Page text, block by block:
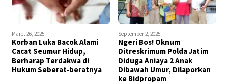
Maret 26, 2025
Korban Luka Bacok Alami
Cacat Seumur Hidup,
Berharap Terdakwa di
Hukum Seberat-beratnya
September 2, 2025
Ngeri Bos! Oknum
Ditreskrimum Polda Jatim
Diduga Aniaya 2 Anak
Dibawah Umur, Dilaporkan
ke Bidpropam